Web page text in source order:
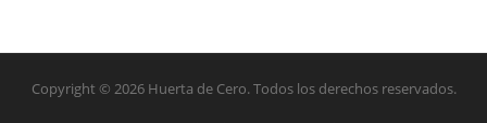
Copyright © 2026 Huerta de Cero. Todos los derechos reservados.